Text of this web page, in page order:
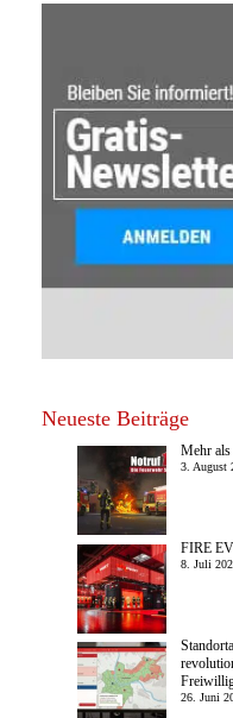
Neueste Beiträge
Mehr als
3. August
FIRE
8. Juli
26. Juni